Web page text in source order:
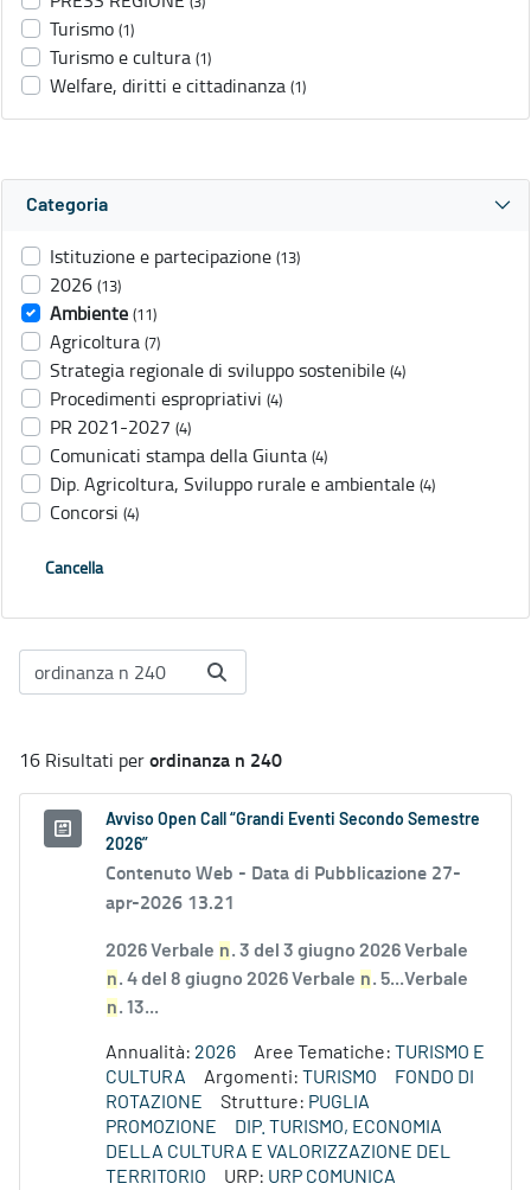
Turismo (1)
Turismo e cultura (1)
Welfare, diritti e cittadinanza (1)
Categoria
Istituzione e partecipazione (13)
2026 (13)
Ambiente (11)
Agricoltura (7)
Strategia regionale di sviluppo sostenibile (4)
Procedimenti espropriativi (4)
PR 2021-2027 (4)
Comunicati stampa della Giunta (4)
Dip. Agricoltura, Sviluppo rurale e ambientale (4)
Concorsi (4)
Cancella
16 Risultati perordinanza n 240
Avviso Open Call “Grandi Eventi Secondo Semestre
2026”
Contenuto Web - Data di Pubblicazione 27-
apr-2026 13.21
2026 Verbale n. 3 del 3 giugno 2026 Verbale
n. 4 del 8 giugno 2026 Verbale n. 5...Verbale
n. 13...
Annualità: 2026 Aree Tematiche: TURISMO E
CULTURA
Argomenti: TURISMO
FONDO DI
ROTAZIONE
Strutture: PUGLIA
PROMOZIONE
DIP. TURISMO, ECONOMIA
DELLA CULTURA E VALORIZZAZIONE DEL
TERRITORIO
URP: URP COMUNICA